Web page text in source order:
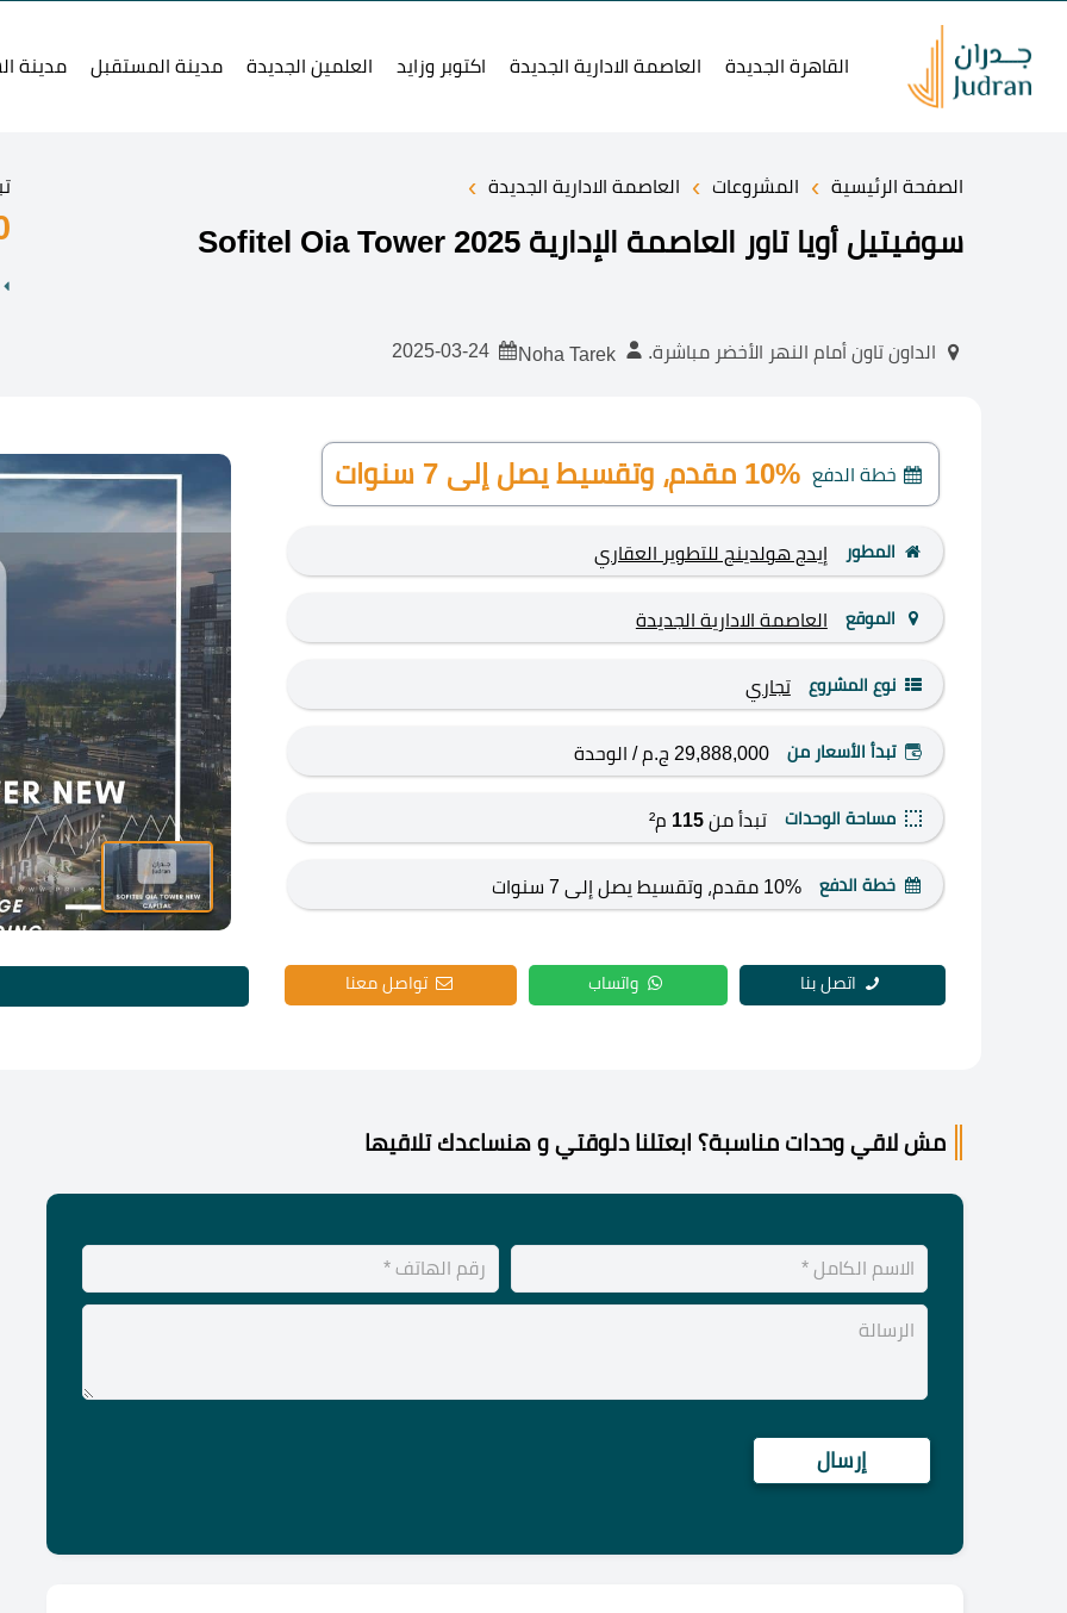
القاهرة الجديدة العاصمة الادارية الجديدة اكتوبر وزايد العلمين الجديدة مدينة المستقبل مدينة
الصفحة الرئيسية › المشروعات › العاصمة الادارية الجديدة ›
سوفيتيل أويا تاور العاصمة الإدارية Sofitel Oia Tower 2025
الداون تاون أمام النهر الأخضر مباشرة. Noha Tarek
خطة الدفع 10% مقدم، وتقسيط يصل إلى 7 سنوات
المطور إيدج هولدينج للتطوير العقاري
الموقع العاصمة الادارية الجديدة
نوع المشروع تجاري
تبدأ الأسعار من 29,888,000 ج.م / الوحدة
مساحة الوحدات تبدأ من115 م²
خطة الدفع 10% مقدم، وتقسيط يصل إلى 7 سنوات
اتصل بنا واتساب تواصل معنا
مش لاقي وحدات مناسبة؟ ابعتلنا دلوقتي و هنساعدك تلاقيها